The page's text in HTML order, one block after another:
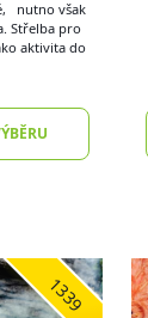
nutno však
Střelba pro
aktivita do
1339